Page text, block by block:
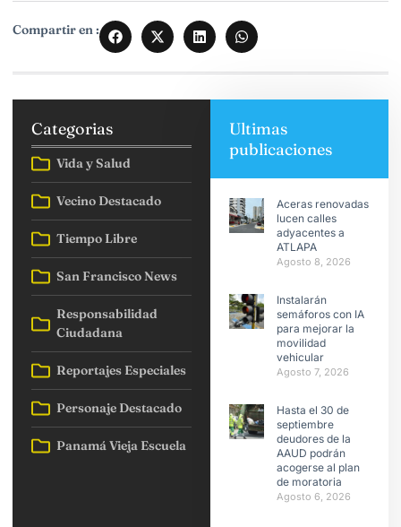
Compartir en :
Categorias
Vida y Salud
Vecino Destacado
Tiempo Libre
San Francisco News
Responsabilidad
Ciudadana
Reportajes Especiales
Personaje Destacado
Panamá Vieja Escuela
Ultimas
publicaciones
Aceras renovadas
lucen calles
adyacentes a
ATLAPA
Agosto 8, 2026
Instalarán
semáforos con IA
para mejorar la
movilidad
vehicular
Agosto 7, 2026
Hasta el 30 de
septiembre
deudores de la
AAUD podrán
acogerse al plan
de moratoria
Agosto 6, 2026